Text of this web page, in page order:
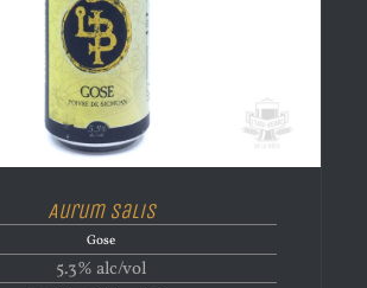
Aurum Salis
Gose
5.3% alc/vol